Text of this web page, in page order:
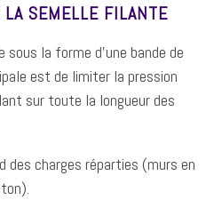
LA SEMELLE FILANTE
la forme d'une bande de
est de limiter la pression
sur toute la longueur des
des charges réparties (murs en